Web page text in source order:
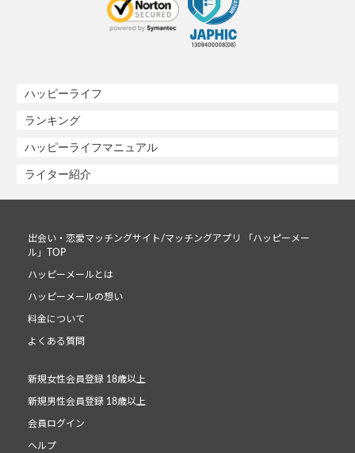
ハッピーライフ
ランキング
ハッピーライフマニュアル
ライター紹介
出会い・恋愛マッチングサイト/マッチングアプリ 「ハッピーメー
ル」TOP
ハッピーメールとは
ハッピーメールの想い
料金について
よくある質問
新規女性会員登録 18歳以上
新規男性会員登録 18歳以上
会員ログイン
ヘルプ